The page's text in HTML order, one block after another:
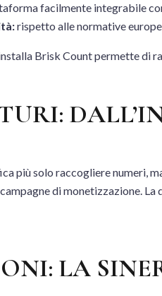
facilmente integrabile
rispetto alle normative
Brisk Count permette di
più solo raccogliere numeri,
di monetizzazione.
LA